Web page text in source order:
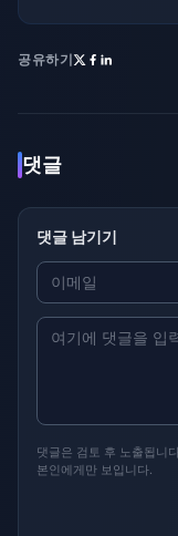
공유하기
댓글
댓글 남기기
댓글은 검토 후 노출됩니
본인에게만 보입니다.